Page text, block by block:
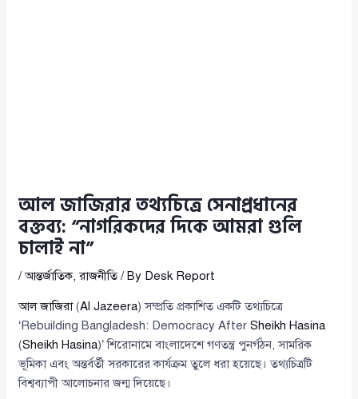
আল জাজিরার তথ্যচিত্রে সেনাপ্রধানের
বক্তব্য: “নাগরিকদের দিকে আমরা গুলি
চালাই না”
/আন্তর্জাতিক,রাজনীতি/ By Desk Report
আল জাজিরা(Al Jazeera) সম্প্রতি প্রকাশিত একটি তথ্যচিত্রে
‘Rebuilding Bangladesh: Democracy AfterSheikh Hasina
(Sheikh Hasina)’ শিরোনামে বাংলাদেশে গণতন্ত্র পুনর্গঠন, সামরিক
ভূমিকা এবং অন্তর্বর্তী সরকারের কার্যক্রম তুলে ধরা হয়েছে। তথ্যচিত্রটি
বিশ্বব্যাপী আলোচনার জন্ম দিয়েছে।